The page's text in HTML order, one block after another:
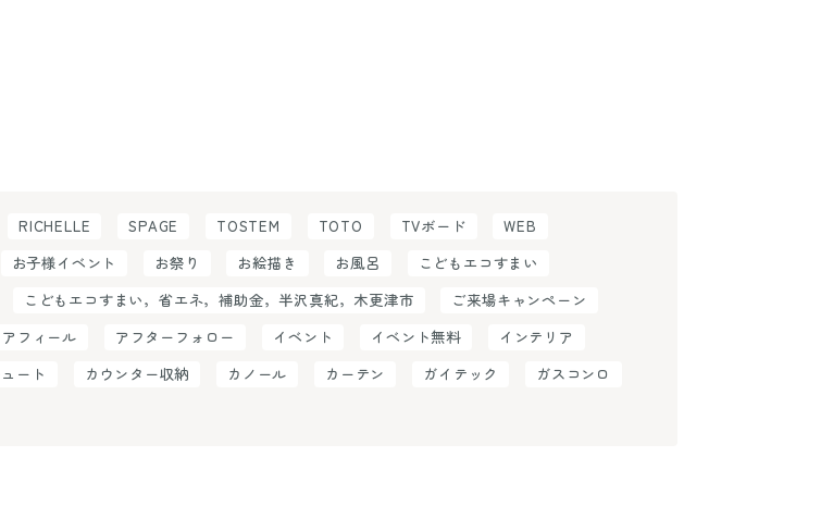
RICHELLE SPAGE TOSTEM TOTO TVボード
WEB
お子様イベント お祭り お絵描き お風呂
こどもエコすまい
こどもエコすまい，省エネ，補助金，半沢真紀，木更津市
ご来場キャンペーン
フィール アフターフォロー イベント イベント無料
インテリア
ート カウンター収納 カノール カーテン ガイテック
ガスコンロ